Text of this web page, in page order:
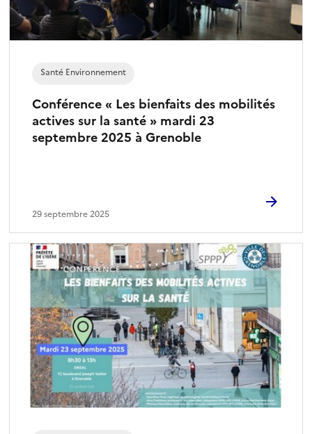
Conférence « Les bienfaits des mobilités
actives sur la santé » mardi 23
septembre 2025 à Grenoble
Santé Environnement
29 septembre 2025